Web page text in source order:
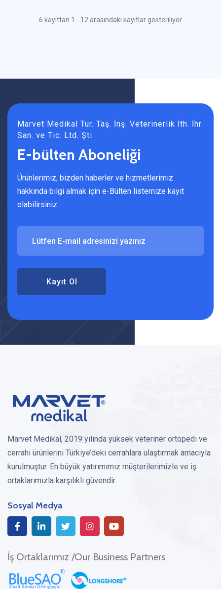
6 kayıttan 1 - 12 arasındaki kayıtlar gösteriliyor
Marvet Medikal Tur. Taş. İnş. Veterinerlik İth. İhr.
San. ve Tic. Ltd. Şti.
E-bülten Aboneliği
Ürünlerimiz, bizden haberler ve hizmetlerimiz
hakkında bilgi almak için e-Bülten listemize kayıt
olabilirsiniz.
Kayıt Ol
Marvet Medikal, 2019 yılında yüksek veteriner ortopedi ve
cerrahi ürünlerini Türkiye’deki cerrahlara ulaştırmak amacıyla
kurulmuştur. En büyük yatırımımız müşterilerimizle ve iş
ortaklarımızla karşılıklı güvendir.
Sosyal Medya
İş Ortaklarımız /Our Business Partners